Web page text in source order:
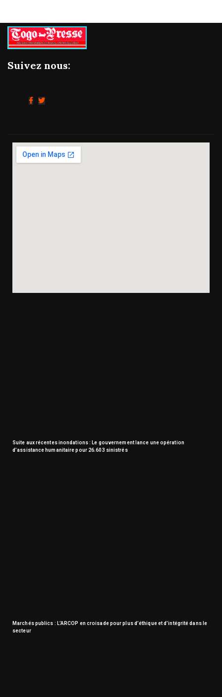
Suivez nous:
Suite aux récentes inondations : Le gouvernement lance une opération
d’assistance humanitaire pour 26.603 sinistrés
Marchés publics : L’ARCOP en croisade pour plus d’éthique et d’intégrité dans le
secteur